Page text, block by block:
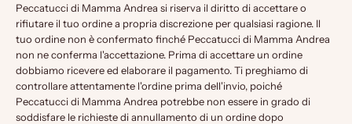
Peccatucci di Mamma Andrea si riserva il diritto di accettare o
rifiutare il tuo ordine a propria discrezione per qualsiasi ragione. Il
tuo ordine non è confermato finché Peccatucci di Mamma Andrea
non ne conferma l'accettazione. Prima di accettare un ordine
dobbiamo ricevere ed elaborare il pagamento. Ti preghiamo di
controllare attentamente l'ordine prima dell'invio, poiché
Peccatucci di Mamma Andrea potrebbe non essere in grado di
soddisfare le richieste di annullamento di un ordine dopo